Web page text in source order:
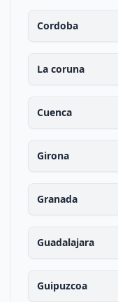
Cordoba
La coruna
Cuenca
Girona
Granada
Guadalajara
Guipuzcoa